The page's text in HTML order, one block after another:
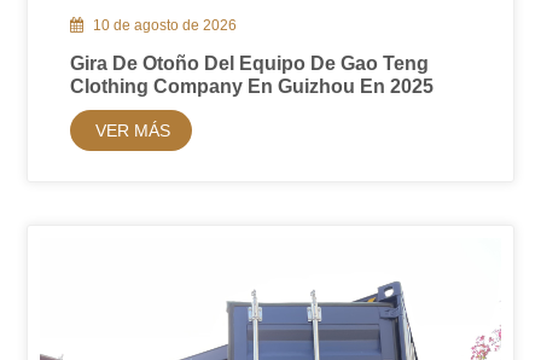
10 de agosto de 2026
Gira De Otoño Del Equipo De Gao Teng
Clothing Company En Guizhou En 2025
VER MÁS